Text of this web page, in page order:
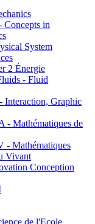
in
System
2 Énergie
- Fluid
Graphic
Mathématiques de
Mathématiques
Vivant
Conception
de l'Ecole